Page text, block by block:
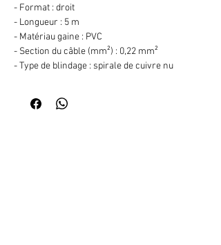
- Format : droit
- Longueur : 5 m
- Matériau gaine : PVC
- Section du câble (mm²) : 0,22 mm²
- Type de blindage : spirale de cuivre nu